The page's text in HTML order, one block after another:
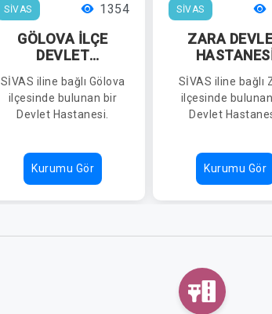
SİVAS 1354
GÖLOVA İLÇE
DEVLET
SİVAS iline bağlı Gölova
ilçesinde bulunan bir
Devlet Hastanesi.
Kurumu Gör
SİVAS
ZARA
SİVAS iline bağlı
ilçesinde
Devlet
Kurumu Gör